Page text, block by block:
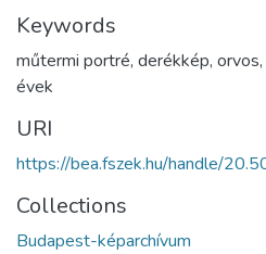
Keywords
műtermi portré, derékkép, orvos,
évek
URI
https://bea.fszek.hu/handle/
Collections
Budapest-képarchívum